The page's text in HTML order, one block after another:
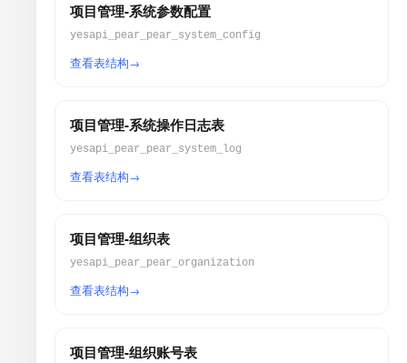
项目管理-系统参数配置
yesapi_pear_pear_system_config
查看表结构
项目管理-系统操作日志表
yesapi_pear_pear_system_log
查看表结构
项目管理-组织表
yesapi_pear_pear_organization
查看表结构
项目管理-组织账号表